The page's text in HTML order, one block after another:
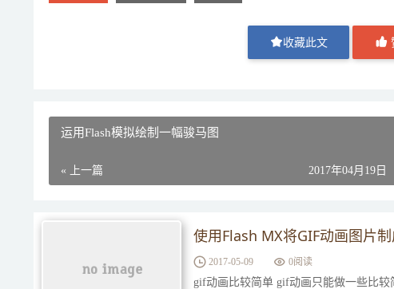
收藏此文
运用Flash模拟绘制一幅骏马图
« 上一篇 2017年04月19日
使用Flash MX将GIF动画图片
2017-05-09 0阅读
gif动画比较简单 gif动画只能做一些比较